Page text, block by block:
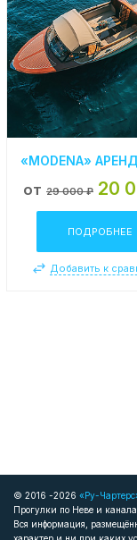
от 29 000 ₽ 20
ПОДРОБНЕЕ
Добавить к
© 2016 -2026 «Ру-
Прогулки по Неве и
Вся информация,